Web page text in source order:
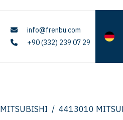
info@frenbu.com
+90 (332) 239 07 29
MITSUBISHI / 4413010